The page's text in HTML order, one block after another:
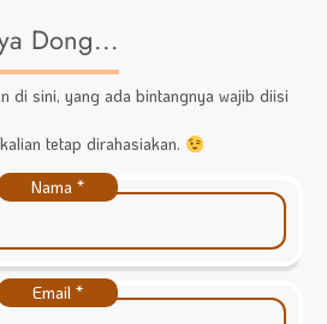
Dong...
di sini, yang ada bintangnya wajib diisi
tetap dirahasiakan.
Nama *
Email *